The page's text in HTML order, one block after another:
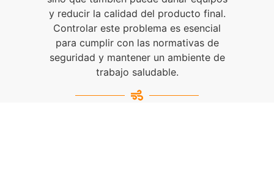
y reducir la calidad del producto final.
Controlar este problema es esencial
para cumplir con las normativas de
seguridad y mantener un ambiente de
trabajo saludable.